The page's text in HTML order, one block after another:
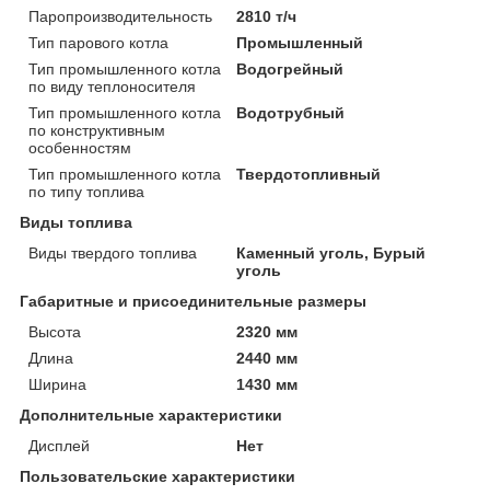
Паропроизводительность
2810 т/ч
Тип парового котла
Промышленный
Тип промышленного котла
по виду теплоносителя
Водогрейный
Тип промышленного котла
по конструктивным
особенностям
Водотрубный
Тип промышленного котла
по типу топлива
Твердотопливный
Виды топлива
Виды твердого топлива
Каменный уголь, Бурый
уголь
Габаритные и присоединительные размеры
Высота
2320 мм
Длина
2440 мм
Ширина
1430 мм
Дополнительные характеристики
Дисплей
Нет
Пользовательские характеристики